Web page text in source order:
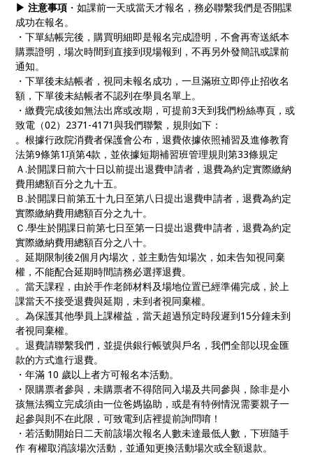
▶ 注意事項 ・如課前一天或當天才報名，務必聯繫我們是否開課
成功在報名。
・下單結帳完後，購買明細即是報名完成證明，不會再寄送紙本
購票證明，場次時間到直接到現場報到，不再另外發簡訊或課前
通知。
・下單後未結帳者，視同未報名成功，一旦滿班立即停止招收名
額，下單後未結帳者不認列在學員名單上。
・繳費完成後如無法出席或改期，可提前3天到我們粉絲專頁，或
致電（02）2371-4171與我們聯繫，規則如下：
。根據行政院消費者保護會公布，退費依據依照補習及進修教育
法第9條第1項第4款，並依據短期補習班管理規則第33條規定
Ａ.於開課日前六十日以前提出退費申請者，退費為約定實際繳納
費用總額百分之九十五。
Ｂ.於開課日前第五十九日至第八日提出退費申請者，退費為約定
實際繳納費用總額百分之九十。
Ｃ.學生於開課日前第七日至第一日提出退費申請者，退費為約定
實際繳納費用總額百分之八十。
。延期限制後2個月內場次，並主動告知場次，如未告知視同棄
權，不能配合延期時間請務必選擇退費。
。當天課程，由於手作老師材料及場地位置已經準備完成，於上
課當天不接受退費與延期，未到者視同棄權。
。為保護其他學員上課權益，當天超過預定時段遲到15分鐘未到
者視同棄權。
。退費請聯繫我們，並提供銀行帳號與戶名，我們全部以現金匯
款的方式進行退費。
・年滿 10 歲以上者方可報名本活動。
・限購票者參與，未購票者不得陪同入場及共同參與，除非是小
孩無法獨立完成須由一位爸媽協助，或是有特例情況需要親子一
起參與則不在此限，可致電到店裡提前詢問唷！
・若活動開始日二天前該場次報名人數未達最低人數，下班隨手
作 有權取消該場次活動，並通知更換活動場次或全額退款。